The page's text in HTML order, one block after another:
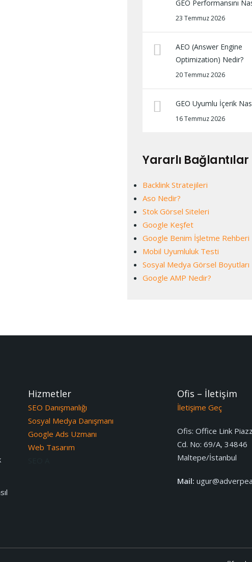
GEO Performansını
23 Temmuz 2026
AEO (Answer Engine
Optimization) Nedir?
20 Temmuz 2026
GEO Uyumlu İçerik
16 Temmuz 2026
Yararlı Bağlantılar
Backlink Stratejileri
Aso Nedir?
Stok Görsel Siteleri
Google Keşfet
Google Benim İşletme Rehberi
Mobil Uyumluluk Testi
Sosyal Medya Görsel Boyutları
Google AMP Nedir?
Hizmetler
SEO Danışmanlığı
Sosyal Medya Danışmanı
Google Ads Uzmanı
Web Tasarım
Ofis – İletişim
İletişime Geç
Ofis: Office Link
Cd. No: 69/A, 34846
Maltepe/İstanbul
Mail: